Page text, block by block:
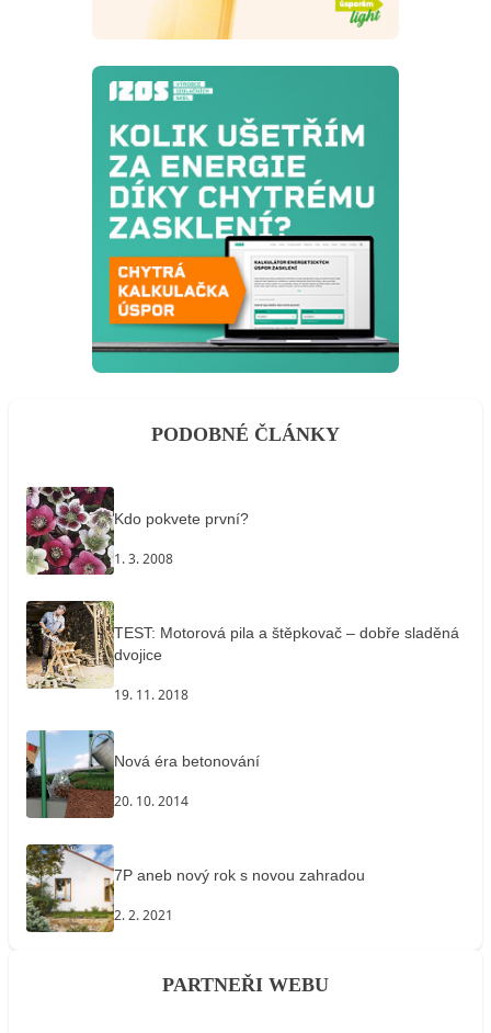
PODOBNÉ ČLÁNKY
Kdo pokvete první?
1. 3. 2008
TEST: Motorová pila a štěpkovač – dobře sladěná
dvojice
19. 11. 2018
Nová éra betonování
20. 10. 2014
7P aneb nový rok s novou zahradou
2. 2. 2021
PARTNEŘI WEBU